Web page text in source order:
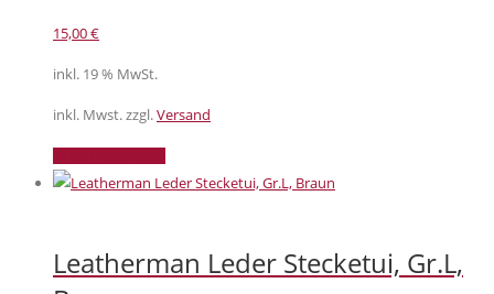
15,00€
inkl. 19 % MwSt.
inkl. Mwst. zzgl.Versand
Leatherman Leder Stecketui, Gr.L,